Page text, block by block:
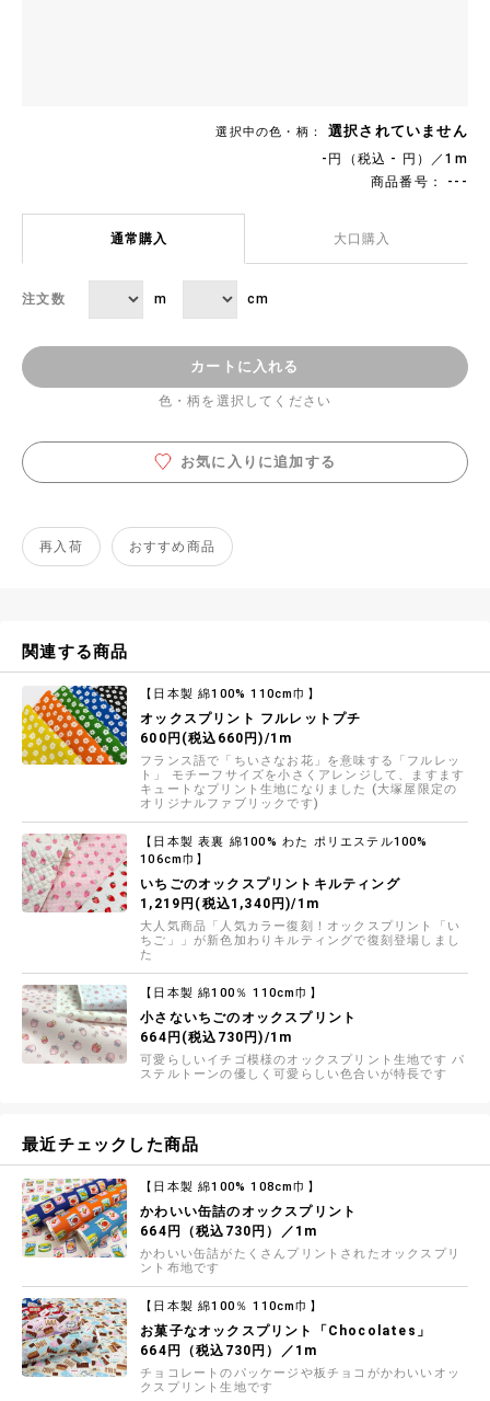
選択中の色・柄： 選択されていません
-円（税込 - 円）／1m
商品番号： ---
通常購入 大口購入
注文数 m cm
カートに入れる
色・柄を選択してください
お気に入りに追加する
再入荷 おすすめ商品
関連する商品
【日本製 綿100% 110cm巾】
オックスプリント フルレットプチ
600円(税込660円)/1m
フランス語で「ちいさなお花」を意味する「フルレッ
ト」 モチーフサイズを小さくアレンジして、ますます
キュートなプリント生地になりました (大塚屋限定の
オリジナルファブリックです)
【日本製 表裏 綿100% わた ポリエステル100%
106cm巾】
いちごのオックスプリントキルティング
1,219円(税込1,340円)/1m
大人気商品「人気カラー復刻！オックスプリント「い
ちご」」が新色加わりキルティングで復刻登場しまし
た
【日本製 綿100％ 110cm巾】
小さないちごのオックスプリント
664円(税込730円)/1m
可愛らしいイチゴ模様のオックスプリント生地です パ
ステルトーンの優しく可愛らしい色合いが特長です
最近チェックした商品
【日本製 綿100% 108cm巾】
かわいい缶詰のオックスプリント
664円（税込730円）／1m
かわいい缶詰がたくさんプリントされたオックスプリ
ント布地です
【日本製 綿100％ 110cm巾】
お菓子なオックスプリント「Chocolates」
664円（税込730円）／1m
チョコレートのパッケージや板チョコがかわいいオッ
クスプリント生地です